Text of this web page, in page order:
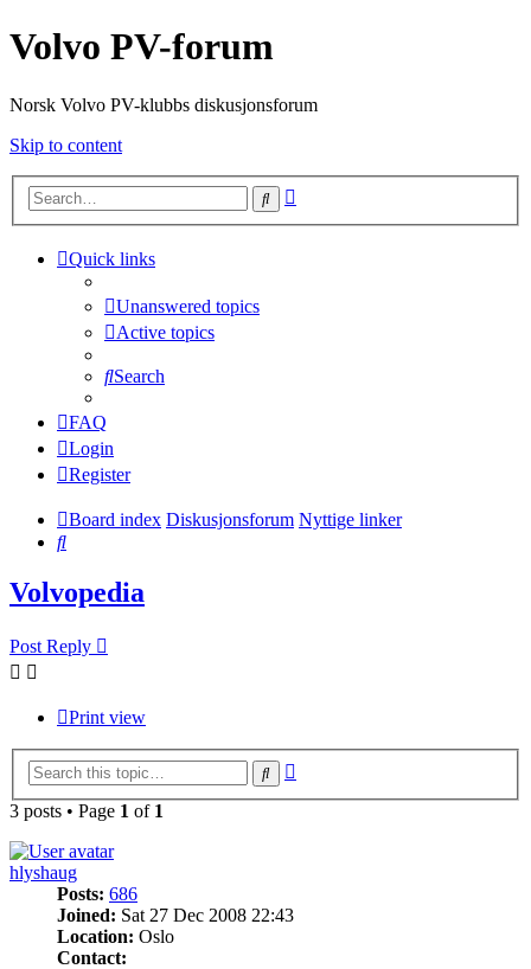
Volvo PV-forum
Norsk Volvo PV-klubbs diskusjonsforum
Skip to content
Search
Quick links
Unanswered topics
Active topics
Search
FAQ
Login
Register
Board index Diskusjonsforum Nyttige linker
Search
Volvopedia
Post Reply
Print view
Search
3 posts • Page 1 of 1
hlyshaug
Posts: 686
Joined: Sat 27 Dec 2008 22:43
Location: Oslo
Contact: